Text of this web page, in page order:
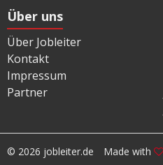
Über uns
Über Jobleiter
Kontakt
Impressum
Partner
© 2026 jobleiter.de Made with